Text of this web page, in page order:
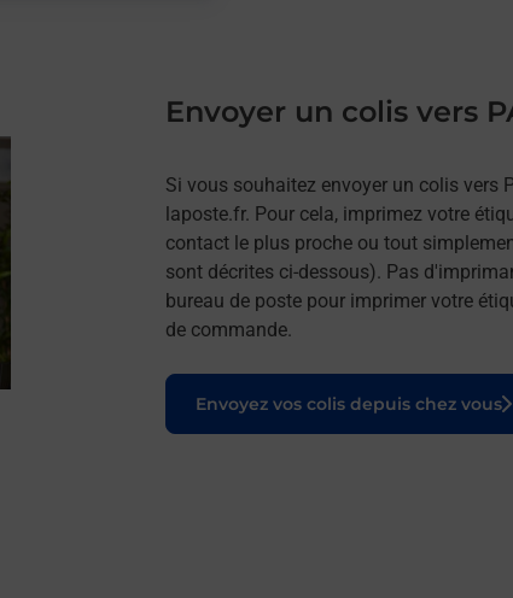
Envoyer un colis vers
Si vous souhaitez envoyer un colis vers
laposte.fr. Pour cela, imprimez votre
contact le plus proche ou tout
sont décrites ci-dessous). Pas
bureau de poste pour imprimer votre
de commande.
Envoyez vos colis depuis chez vous
Le lien s'ouvre dans un nouvel onglet